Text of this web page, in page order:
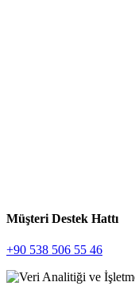
Müşteri Destek Hattı
+90 538 506 55 46